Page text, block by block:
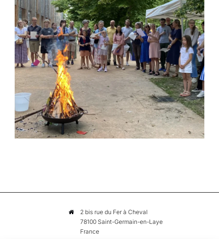
2 bis rue du Fer à Cheval
78100 Saint-Germain-en-Laye
France